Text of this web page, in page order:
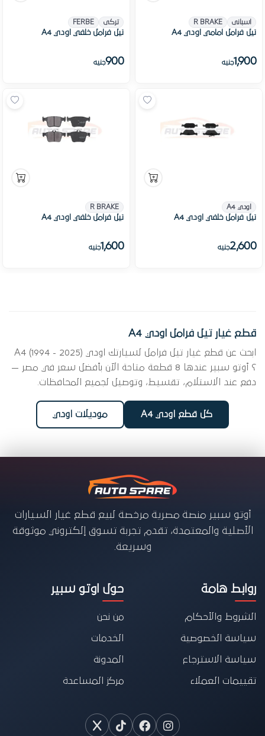
اسبانى R BRAKE
تيل فرامل امامي اودي A4
1,900جنيه
تركى FERBE
تيل فرامل خلفي اودي A4
900جنيه
اودي A4
تيل فرامل خلفي اودي A4
2,600جنيه
R BRAKE
تيل فرامل خلفي اودي A4
1,600جنيه
قطع غيار تيل فرامل اودي A4
ابحث عن قطع غيار تيل فرامل لسيارتك اودي A4 (1994 - 2025)
؟ أوتو سبير عندها 8 قطعة متاحة الآن بأفضل سعر في مصر —
دفع عند الاستلام، تقسيط، وتوصيل لجميع المحافظات.
كل قطع اودي A4 موديلات اودي
أوتو سبير منصة مصرية مرخصة لبيع قطع غيار السيارات
الأصلية والمعتمدة، تقدم تجربة تسوق إلكتروني موثوقة
وسريعة.
روابط هامة
الشروط والأحكام
سياسة الخصوصية
سياسة الاسترجاع
تقييمات العملاء
حول اوتو سبير
من نحن
الخدمات
المدونة
مركز المساعدة